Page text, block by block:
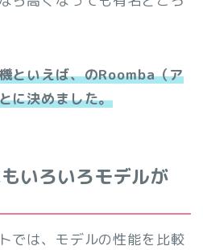
といえば、のRoomba（ア
に決めました。
いろいろモデルが
では、モデルの性能を比較